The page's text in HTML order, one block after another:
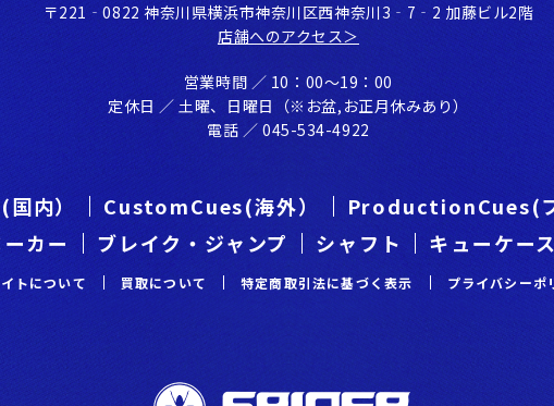
〒221‐0822 神奈川県横浜市神奈川区⻄神奈川3‐7‐2 加藤ビル2階
店舗へのアクセス＞
営業時間 ／ 10：00〜19：00
定休⽇ ／ ⼟曜、⽇曜⽇（※お盆,お正⽉休みあり）
電話 ／ 045-534-4922
内） CustomCues(海外）
ProductionCues(
カー
ブレイク・ジャンプ シャフト キューケー
トについて 買取について 特定商取引法に基づく表示 プライバシーポ